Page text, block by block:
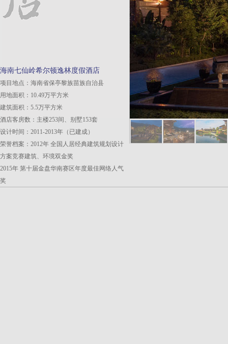
海南七仙岭希尔顿逸林度假酒店
项目地点：海南省保亭黎族苗族自治县
用地面积：10.49万平方米
建筑面积：5.5万平方米
酒店客房数：主楼253间、别墅153套
设计时间：2011-2013年（已建成）
荣誉档案：2012年 全国人居经典建筑规划设计
方案竞赛建筑、环境双金奖
2015年 第十届金盘华南赛区年度最佳网络人气
奖